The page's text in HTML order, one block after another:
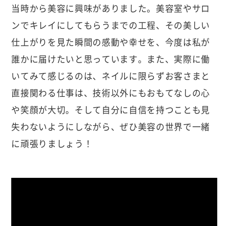
当時から美容に興味がありました。美容室やサロ
ンでキレイにしてもらうまでの工程、その美しい
仕上がりを見た瞬間の感動や幸せを、今度は私が
誰かに届けたいと思っています。また、実際に働
いてみて感じるのは、ネイルに限らずお客さまと
直接関わる仕事は、技術以外にもおもてなしの心
や笑顔が大切。そして自分に自信を持つことも見
失わないようにしながら、ぜひ美容の世界で一緒
に頑張りましょう！